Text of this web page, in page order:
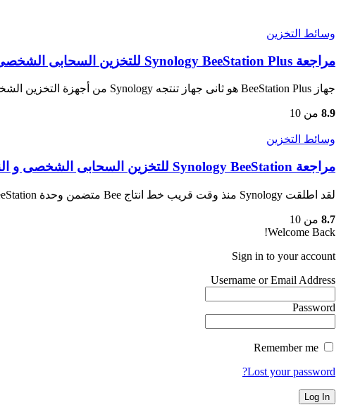
وسائط التخزين
مراجعة Synology BeeStation Plus للتخزين السحابى الشخصى و النسخ الأحتياطى
جهاز BeeStation Plus هو ثانى جهاز تنتجه Synology من أجهزة التخزين الشخصية…
8.9 من 10
وسائط التخزين
مراجعة Synology BeeStation للتخزين السحابى الشخصى و النسخ الأحتياطى
لقد اطلقت Synology منذ وقت قريب خط انتاج Bee متضمن وحدة BeeStation…
8.7 من 10
Welcome Back!
Sign in to your account
Username or Email Address
Password
Lost your password?